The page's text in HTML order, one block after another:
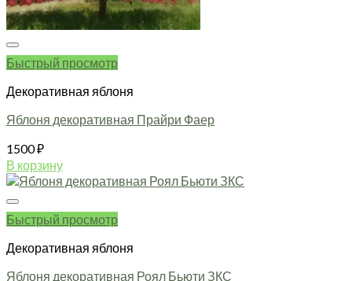
Быстрый просмотр
Декоративная яблоня
Яблоня декоративная Прайри Фаер
1500₽
В корзину
Быстрый просмотр
Декоративная яблоня
Яблоня декоративная Роял Бьюти ЗКС